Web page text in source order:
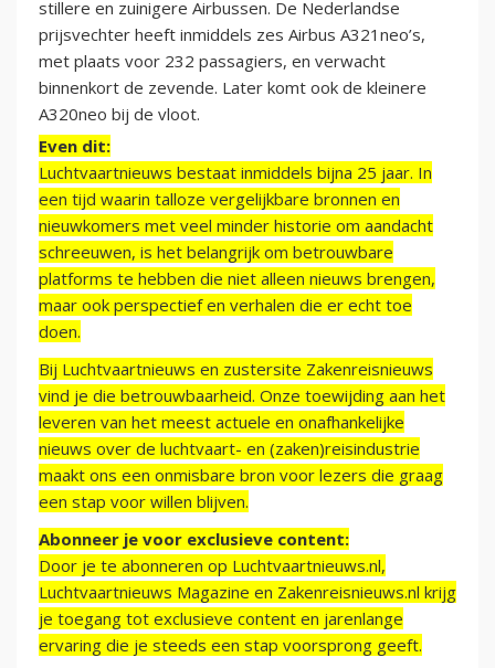
stillere en zuinigere Airbussen. De Nederlandse
prijsvechter heeft inmiddels zes Airbus A321neo’s,
met plaats voor 232 passagiers, en verwacht
binnenkort de zevende. Later komt ook de kleinere
A320neo bij de vloot.
Even dit:
Luchtvaartnieuws bestaat inmiddels bijna 25 jaar. In
een tijd waarin talloze vergelijkbare bronnen en
nieuwkomers met veel minder historie om aandacht
schreeuwen, is het belangrijk om betrouwbare
platforms te hebben die niet alleen nieuws brengen,
maar ook perspectief en verhalen die er echt toe
doen.
Bij Luchtvaartnieuws en zustersite Zakenreisnieuws
vind je die betrouwbaarheid. Onze toewijding aan het
leveren van het meest actuele en onafhankelijke
nieuws over de luchtvaart- en (zaken)reisindustrie
maakt ons een onmisbare bron voor lezers die graag
een stap voor willen blijven.
Abonneer je voor exclusieve content:
Door je te abonneren op Luchtvaartnieuws.nl,
Luchtvaartnieuws Magazine en Zakenreisnieuws.nl krijg
je toegang tot exclusieve content en jarenlange
ervaring die je steeds een stap voorsprong geeft.